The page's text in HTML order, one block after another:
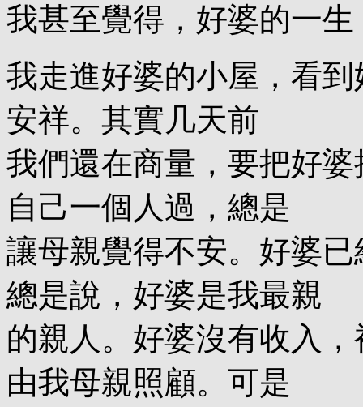
我甚至覺得，好婆的一
我走進好婆的小屋，看
安祥。其實几天前
我們還在商量，要把好
自己一個人過，總是
讓母親覺得不安。好婆
總是說，好婆是我最親
的親人。好婆沒有收入
由我母親照顧。可是